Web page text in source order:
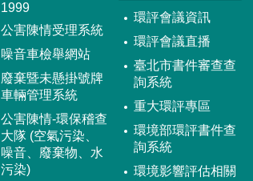
1999
公害陳情受理系統
噪音車檢舉網站
廢棄暨未懸掛號牌
車輛管理系統
公害陳情-環保稽查
大隊 (空氣污染、
噪音、廢棄物、水
污染)
環評會議資訊
環評會議直播
臺北市書件審查查
詢系統
重大環評專區
環境部環評書件查
詢系統
環境影響評估相關